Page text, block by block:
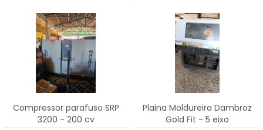
Compressor parafuso SRP
3200 - 200 cv
Plaina Moldureira Dambroz
Gold Fit - 5 eixo